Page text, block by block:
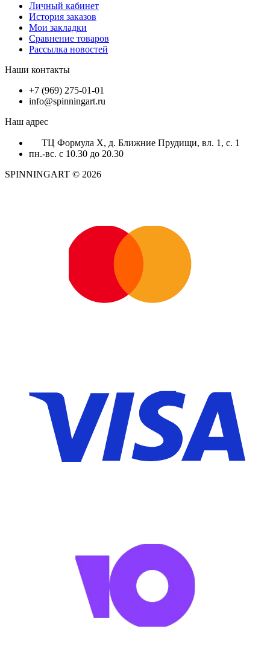
Личный кабинет
История заказов
Мои закладки
Сравнение товаров
Рассылка новостей
Наши контакты
+7 (969) 275-01-01
info@spinningart.ru
Наш адрес
ТЦ Формула X, д. Ближние Прудищи, вл. 1, с. 1
пн.-вс. с 10.30 до 20.30
SPINNINGART © 2026